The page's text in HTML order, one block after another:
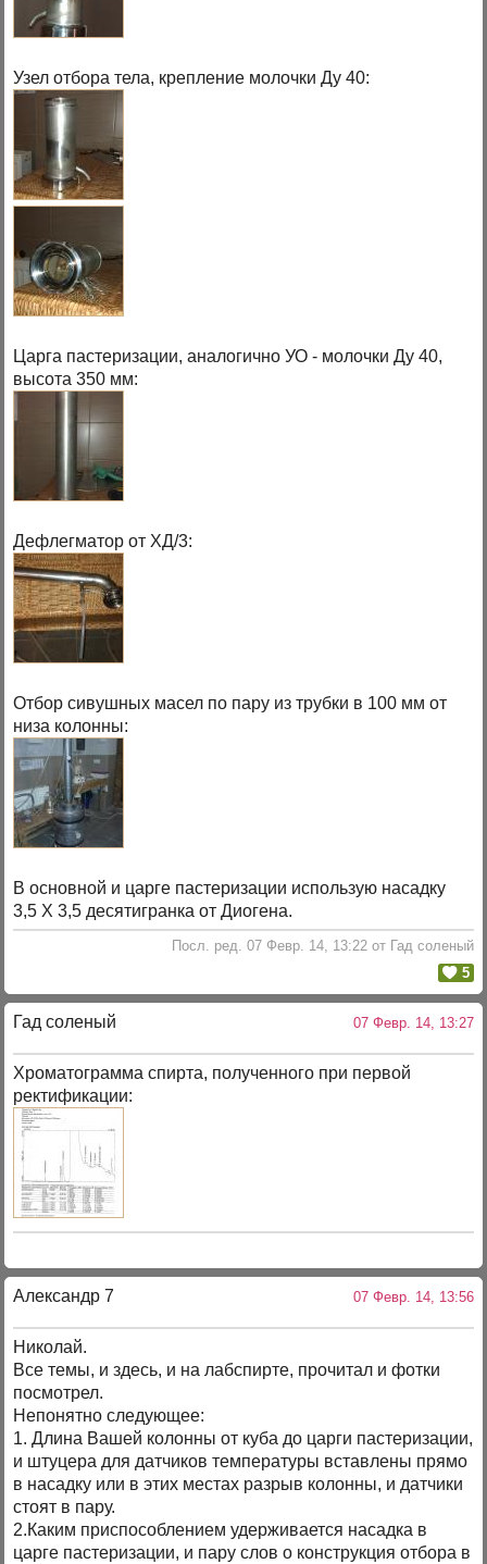
Узел отбора тела, крепление молочки Ду 40:
Царга пастеризации, аналогично УО - молочки Ду 40,
высота 350 мм:
Дефлегматор от ХД/3:
Отбор сивушных масел по пару из трубки в 100 мм от
низа колонны:
В основной и царге пастеризации использую насадку
3,5 Х 3,5 десятигранка от Диогена.
Посл. ред. 07 Февр. 14, 13:22 от Гад соленый
5
Гад соленый 07 Февр. 14, 13:27
Хроматограмма спирта, полученного при первой
ректификации:
Александр 7 07 Февр. 14, 13:56
Николай.
Все темы, и здесь, и на лабспирте, прочитал и фотки
посмотрел.
Непонятно следующее:
1. Длина Вашей колонны от куба до царги пастеризации,
и штуцера для датчиков температуры вставлены прямо
в насадку или в этих местах разрыв колонны, и датчики
стоят в пару.
2.Каким приспособлением удерживается насадка в
царге пастеризации, и пару слов о конструкция отбора в